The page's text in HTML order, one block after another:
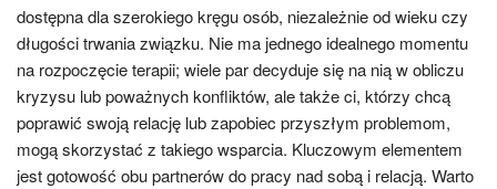
dostępna dla szerokiego kręgu osób, niezależnie od wieku czy
długości trwania związku. Nie ma jednego idealnego momentu
na rozpoczęcie terapii; wiele par decyduje się na nią w obliczu
kryzysu lub poważnych konfliktów, ale także ci, którzy chcą
poprawić swoją relację lub zapobiec przyszłym problemom,
mogą skorzystać z takiego wsparcia. Kluczowym elementem
jest gotowość obu partnerów do pracy nad sobą i relacją. Warto